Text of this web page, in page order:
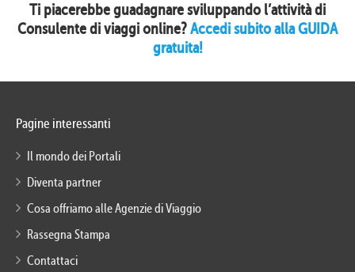
Ti piacerebbe guadagnare sviluppando l’attività di
Consulente di viaggi online?Accedi subito alla GUIDA
gratuita!
Pagine interessanti
Il mondo dei Portali
Diventa partner
Cosa offriamo alle Agenzie di Viaggio
Rassegna Stampa
Contattaci